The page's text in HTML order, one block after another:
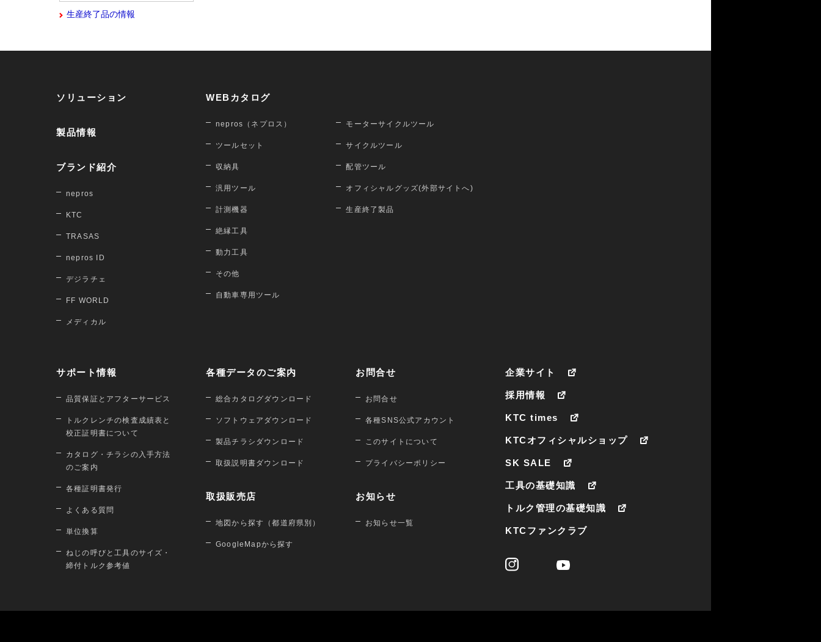
生産終了品の情報
ソリューション
製品情報
ブランド紹介
nepros
KTC
TRASAS
nepros ID
デジラチェ
FF WORLD
メディカル
WEBカタログ
nepros（ネプロス）
ツールセット
収納具
汎用ツール
計測機器
絶縁工具
動力工具
その他
自動車専用ツール
モーターサイクルツール
サイクルツール
配管ツール
オフィシャルグッズ(外部サイトへ)
生産終了製品
サポート情報
品質保証とアフターサービス
トルクレンチの検査成績表と
校正証明書について
カタログ・チラシの入手方法
のご案内
各種証明書発行
よくある質問
単位換算
ねじの呼びと工具のサイズ・
締付トルク参考値
各種データのご案内
総合カタログダウンロード
ソフトウェアダウンロード
製品チラシダウンロード
取扱説明書ダウンロード
取扱販売店
地図から探す（都道府県別）
GoogleMapから探す
お問合せ
お問合せ
各種SNS公式アカウント
このサイトについて
プライバシーポリシー
お知らせ
お知らせ一覧
企業サイト
採用情報
KTC times
KTCオフィシャルショップ
SK SALE
工具の基礎知識
トルク管理の基礎知識
KTCファンクラブ